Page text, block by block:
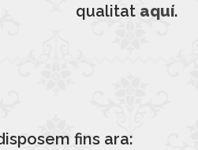
qualitat aquí.
fins ara: